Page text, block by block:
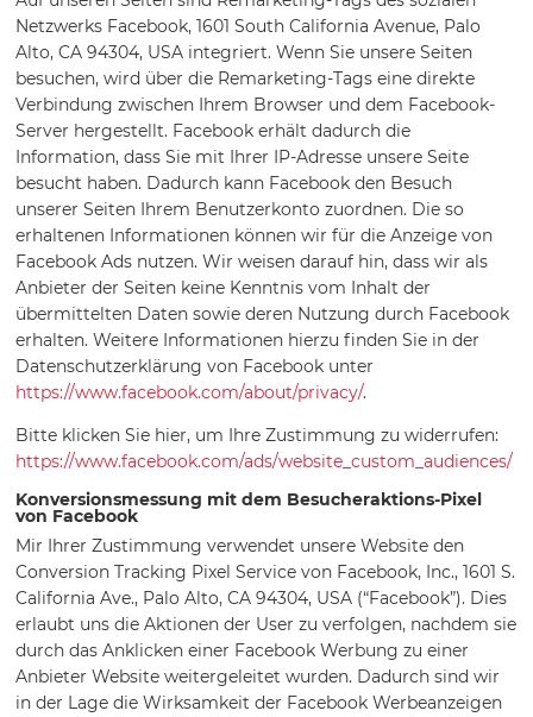
Netzwerks Facebook, 1601 South California Avenue, Palo
Alto, CA 94304, USA integriert. Wenn Sie unsere Seiten
besuchen, wird über die Remarketing-Tags eine direkte
Verbindung zwischen Ihrem Browser und dem Facebook-
Server hergestellt. Facebook erhält dadurch die
Information, dass Sie mit Ihrer IP-Adresse unsere Seite
besucht haben. Dadurch kann Facebook den Besuch
unserer Seiten Ihrem Benutzerkonto zuordnen. Die so
erhaltenen Informationen können wir für die Anzeige von
Facebook Ads nutzen. Wir weisen darauf hin, dass wir als
Anbieter der Seiten keine Kenntnis vom Inhalt der
übermittelten Daten sowie deren Nutzung durch Facebook
erhalten. Weitere Informationen hierzu finden Sie in der
Datenschutzerklärung von Facebook unter
https://www.facebook.com/about/privacy/.
Bitte klicken Sie hier, um Ihre Zustimmung zu widerrufen:
https://www.facebook.com/ads/website_custom_audiences/
Konversionsmessung mit dem Besucheraktions-Pixel
von Facebook
Mir Ihrer Zustimmung verwendet unsere Website den
Conversion Tracking Pixel Service von Facebook, Inc., 1601 S.
California Ave., Palo Alto, CA 94304, USA (“Facebook”). Dies
erlaubt uns die Aktionen der User zu verfolgen, nachdem sie
durch das Anklicken einer Facebook Werbung zu einer
Anbieter Website weitergeleitet wurden. Dadurch sind wir
in der Lage die Wirksamkeit der Facebook Werbeanzeigen